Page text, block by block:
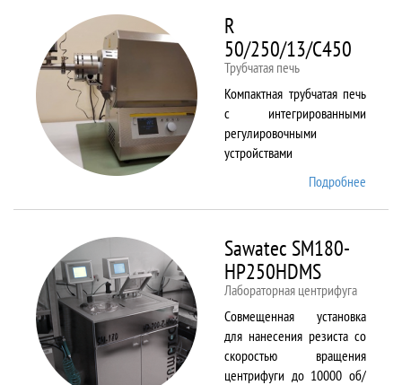
R
50/250/13/C450
Трубчатая печь
Компактная трубчатая печь
с интегрированными
регулировочными
устройствами
Подробнее
Sawatec SM180-
HP250HDMS
Лабораторная центрифуга
Совмещенная установка
для нанесения резиста со
скоростью вращения
центрифуги до 10000 об/